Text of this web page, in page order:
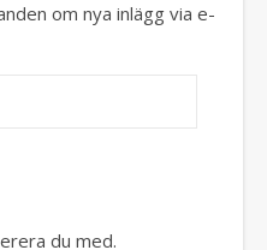
om nya inlägg via e-
du med.